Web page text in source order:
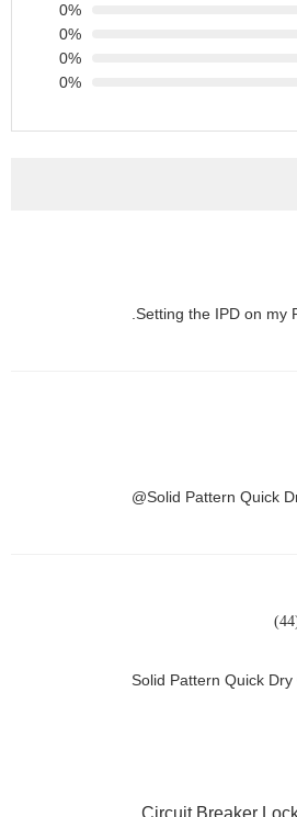
0%
0%
0%
0%
Solid Pattern Quick
Solid Pattern Quick
Circuit Breaker